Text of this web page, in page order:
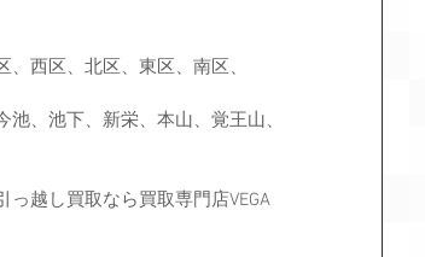
西区、北区、東区、南区、
、池下、新栄、本山、覚王山、
越し買取なら買取専門店VEGA